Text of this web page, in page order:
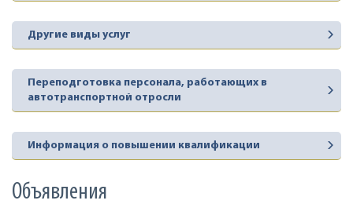
Другие виды услуг
Переподготовка персонала, работающих в
автотранспортной отросли
Информация о повышении квалификации
Объявления